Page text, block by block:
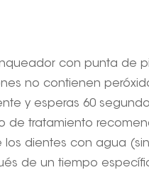
con punta de
no contienen
y esperas 60
de tratamiento
dientes con agua
de un tiempo